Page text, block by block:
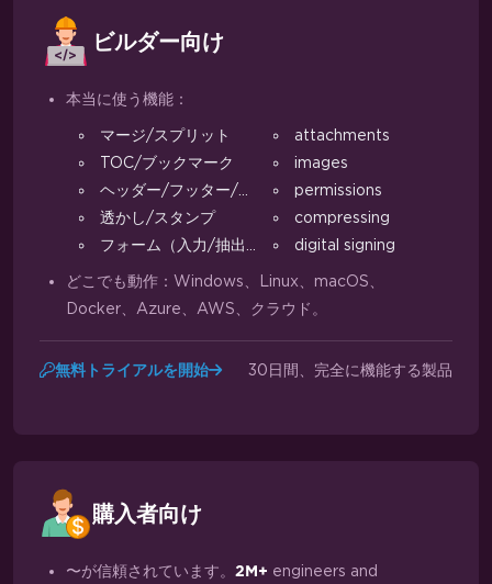
ビルダー向け
本当に使う機能：
マージ/スプリット
TOC/ブックマーク
ヘッダー/フッター/マージン
透かし/スタンプ
フォーム（入力/抽出）
attachments
images
permissions
compressing
digital signing
どこでも動作：Windows、Linux、macOS、
Docker、Azure、AWS、クラウド。
無料トライアルを開始 30日間、完全に機能する製品
購入者向け
〜が信頼されています。 2M+ engineers and